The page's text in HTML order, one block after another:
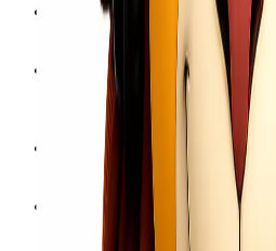
Biaya Lebih Hemat:
murah dibandingkan dengan
muatan besar dan berat.
Kapasitas Muatan Besar:
muatan yang sangat besar,
pengiriman barang dalam
Fleksibilitas Jenis Barang:
dikirim melalui jalur laut,
dikirim via darat atau udara.
Jangkauan Luas:
EMKL
dan antar negara, menjangkau